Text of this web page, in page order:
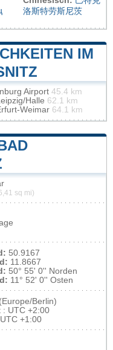
洛斯特劳斯尼茨
IM
Airport 45.4 km
Halle 62.1 km
Weimar 64.1 km
sq mi)
50.9167
11.8667
50° 55' 0'' Norden
11° 52' 0'' Osten
Berlin)
: UTC +2:00
+1:00